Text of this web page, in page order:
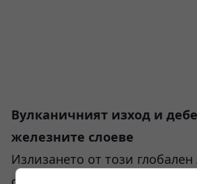
Вулканичният изход и
железните слоеве
Излизането от този глобален